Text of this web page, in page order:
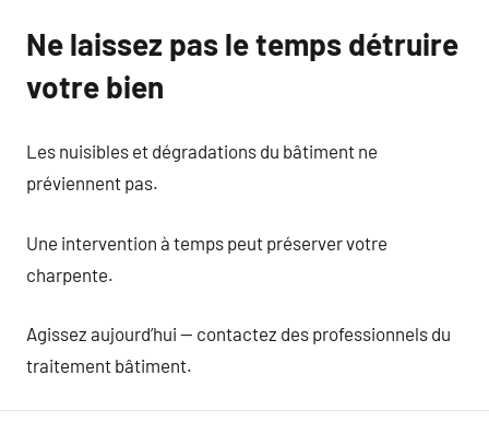
Ne laissez pas le temps détruire
votre bien
Les nuisibles et dégradations du bâtiment ne
préviennent pas.
Une intervention à temps peut préserver votre
charpente.
Agissez aujourd’hui — contactez des professionnels du
traitement bâtiment.